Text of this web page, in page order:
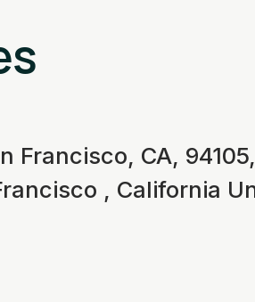
Francisco, CA, 94105,
, California